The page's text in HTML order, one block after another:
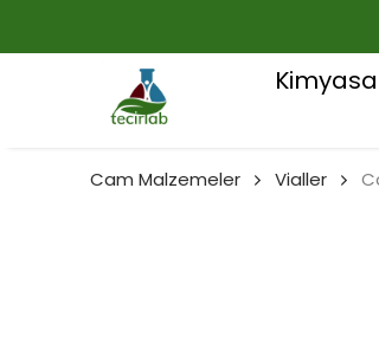
Cam Malzemeler Vialler